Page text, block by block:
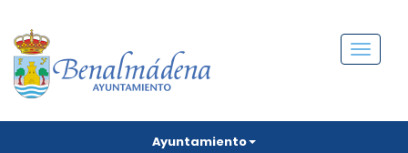
Menú
Ayuntamiento